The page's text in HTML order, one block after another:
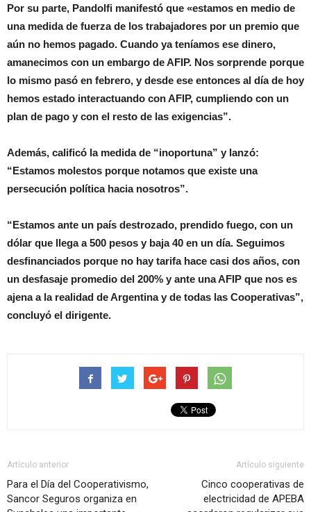
Por su parte, Pandolfi manifestó que «estamos en medio de
una medida de fuerza de los trabajadores por un premio que
aún no hemos pagado. Cuando ya teníamos ese dinero,
amanecimos con un embargo de AFIP. Nos sorprende porque
lo mismo pasó en febrero, y desde ese entonces al día de hoy
hemos estado interactuando con AFIP, cumpliendo con un
plan de pago y con el resto de las exigencias”.
Además, calificó la medida de “inoportuna” y lanzó:
“Estamos molestos porque notamos que existe una
persecución política hacia nosotros”.
“Estamos ante un país destrozado, prendido fuego, con un
dólar que llega a 500 pesos y baja 40 en un día. Seguimos
desfinanciados porque no hay tarifa hace casi dos años, con
un desfasaje promedio del 200% y ante una AFIP que nos es
ajena a la realidad de Argentina y de todas las Cooperativas”,
concluyó el dirigente.
Artículo anterior
Para el Día del Cooperativismo,
Sancor Seguros organiza en
Artículo siguiente
Cinco cooperativas de
electricidad de APEBA